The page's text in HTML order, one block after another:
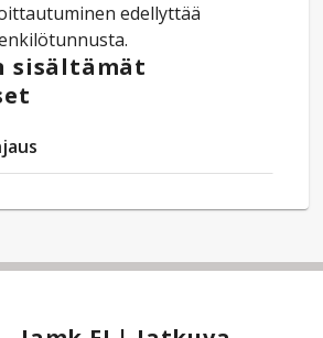
edellyttää
sisältämät